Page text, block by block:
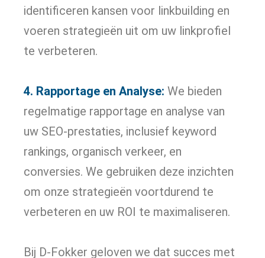
identificeren kansen voor linkbuilding en
voeren strategieën uit om uw linkprofiel
te verbeteren.
4. Rapportage en Analyse: We bieden
regelmatige rapportage en analyse van
uw SEO-prestaties, inclusief keyword
rankings, organisch verkeer, en
conversies. We gebruiken deze inzichten
om onze strategieën voortdurend te
verbeteren en uw ROI te maximaliseren.
Bij D-Fokker geloven we dat succes met